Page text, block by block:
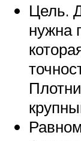
Цель.
нужна